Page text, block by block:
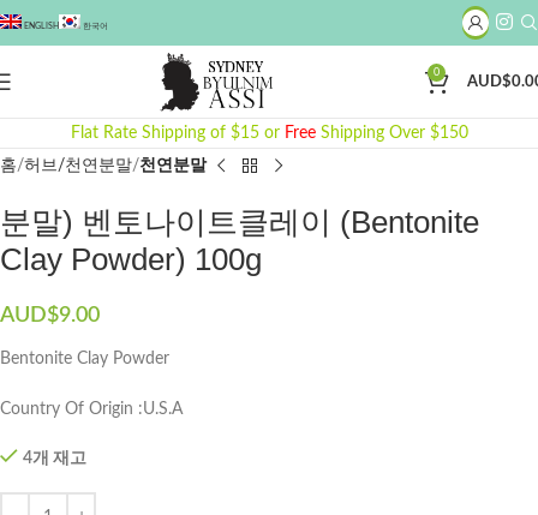
ENGLISH 한국어
0
AUD$
Flat Rate Shipping of $15 or Free Shipping Over $150
Click to enlarge
홈 허브/천연분말 천연분말
분말) 벤토나이트클레이 (Bentonite
Clay Powder) 100g
AUD$9.00
Bentonite Clay Powder
Country Of Origin :U.S.A
4개 재고